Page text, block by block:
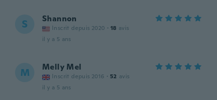
S Shannon
Inscrit depuis 2020 · 18 avis
il y a 5 ans
M Melly Mel
Inscrit depuis 2016 · 52 avis
il y a 5 ans